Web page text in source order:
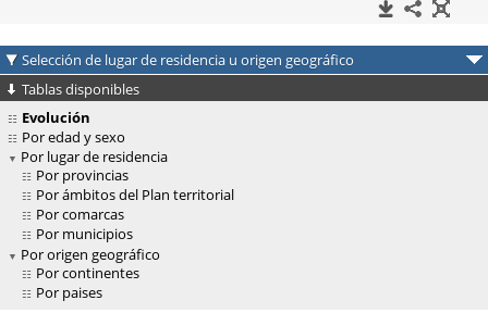
Selección de lugar de residencia u origen geográfico
Tablas disponibles
Evolución
Por edad y sexo
Por lugar de residencia
Por provincias
Por ámbitos del Plan territorial
Por comarcas
Por municipios
Por origen geográfico
Por continentes
Por paises